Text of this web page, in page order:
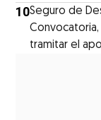
10Seguro de
tramitar el